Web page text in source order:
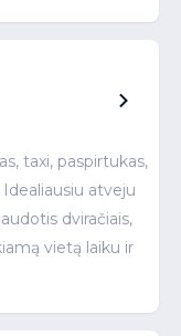
taxi, paspirtukas,
atveju
dviračiais,
vietą laiku ir